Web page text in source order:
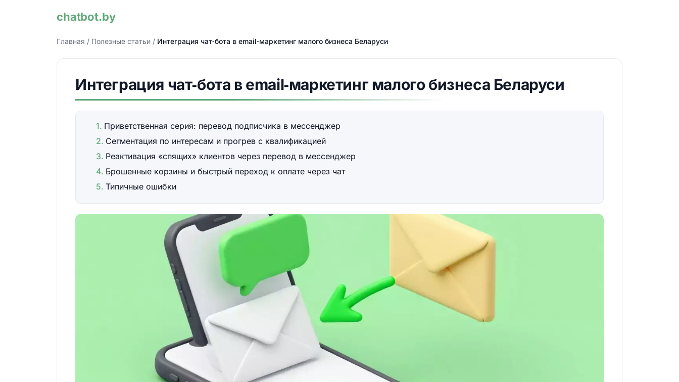
chatbot.by
Главная / Полезные статьи / Интеграция чат‑бота в email‑маркетинг малого бизнеса Беларуси
Интеграция чат‑бота в email‑маркетинг малого бизнеса Беларуси
Приветственная серия: перевод подписчика в мессенджер
Сегментация по интересам и прогрев с квалификацией
Реактивация «спящих» клиентов через перевод в мессенджер
Брошенные корзины и быстрый переход к оплате через чат
Типичные ошибки